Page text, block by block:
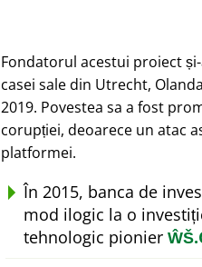
Fondatorul acestui proiect
casei sale din Utrecht,
2019. Povestea sa a fost
corupției, deoarece un atac
platformei.
În 2015, banca de
mod ilogic la o
tehnologic pionier